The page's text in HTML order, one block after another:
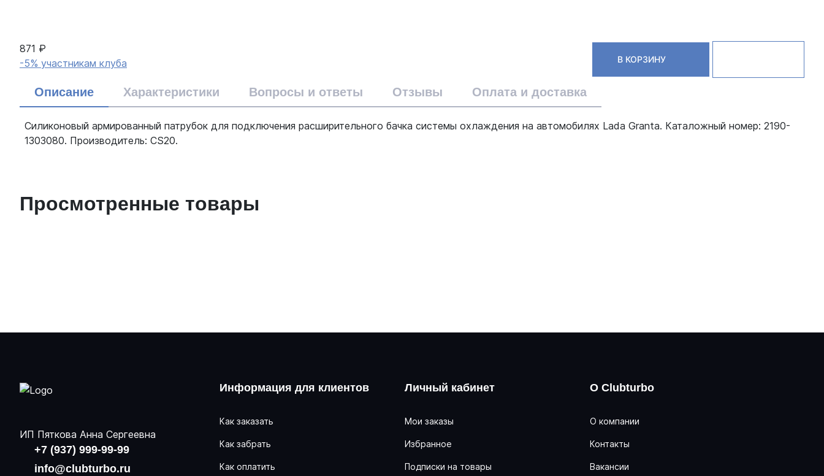
871 ₽
-5% участникам клуба
В КОРЗИНУ
Описание Характеристики Вопросы и ответы Отзывы Оплата и доставка
Силиконовый армированный патрубок для подключения расширительного бачка системы охлаждения на автомобилях Lada Granta. Каталожный номер: 2190-
1303080. Производитель: CS20.
Просмотренные товары
ИП Пяткова Анна Сергеевна
+7 (937) 999-99-99
info@clubturbo.ru
Информация для клиентов
Как заказать
Как забрать
Как оплатить
Личный кабинет
Мои заказы
Избранное
Подписки на товары
О Clubturbo
О компании
Контакты
Вакансии